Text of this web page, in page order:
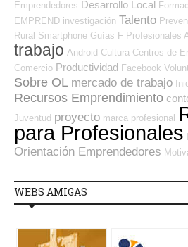
Emprendedores Desarrollo Local
EMPREND investigación Talento
Rural Smartphone Guías F Profesionales
trabajo Android Cultura Centros de
Comercio Productividad Facebook
Sobre OL mercado de trabajo
Recursos Emprendimiento
Juventud proyecto marca profesional
para Profesionales
Orientación Emprendedores
WEBS AMIGAS